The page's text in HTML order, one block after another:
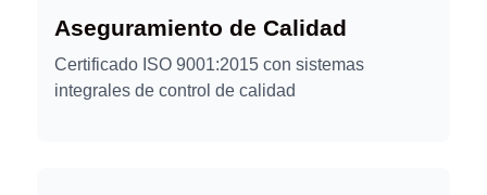
Aseguramiento de Calidad
Certificado ISO 9001:2015 con sistemas
integrales de control de calidad